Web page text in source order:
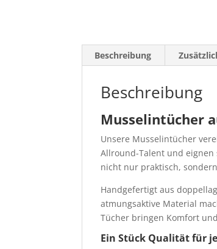
Beschreibung
Beschreibung
Musselintücher
Unsere Musselintücher
Allround-Talent und eignen
nicht nur praktisch,
Handgefertigt aus
atmungsaktive Material
Tücher bringen Komfort
Ein Stück Qualität für